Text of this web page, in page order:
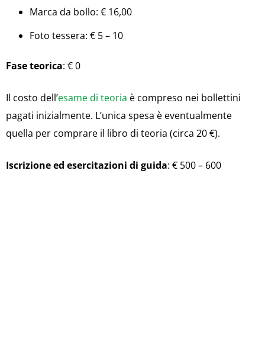
Marca da bollo: € 16,00
Foto tessera: € 5 – 10
Fase teorica: € 0
Il costo dell’esame di teoria è compreso nei bollettini
pagati inizialmente. L’unica spesa è eventualmente
quella per comprare il libro di teoria (circa 20 €).
Iscrizione ed esercitazioni di guida: € 500 – 600